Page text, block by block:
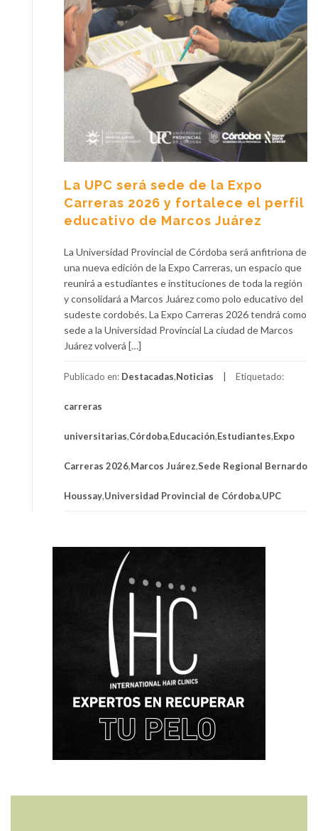
La UPC será sede de la Expo
Carreras 2026 y fortalece el perfil
educativo de Marcos Juárez
La Universidad Provincial de Córdoba será anfitriona de
una nueva edición de la Expo Carreras, un espacio que
reunirá a estudiantes e instituciones de toda la región
y consolidará a Marcos Juárez como polo educativo del
sudeste cordobés. La Expo Carreras 2026 tendrá como
sede a la Universidad Provincial La ciudad de Marcos
Juárez volverá […]
Publicado en: Destacadas,Noticias Etiquetado:
carreras
universitarias,Córdoba,Educación,Estudiantes,Expo
Carreras 2026,Marcos Juárez,Sede Regional Bernardo
Houssay,Universidad Provincial de Córdoba,UPC